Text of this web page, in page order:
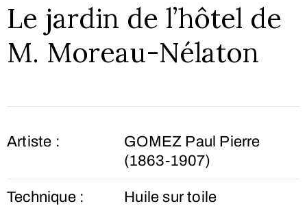
Le jardin de l’hôtel de
M. Moreau-Nélaton
Artiste :
GOMEZ Paul Pierre
(1863-1907)
Technique : Huile sur toile